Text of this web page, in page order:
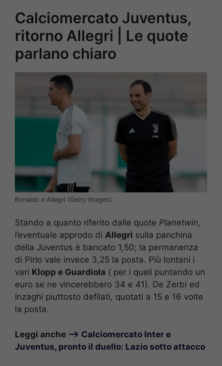
Calciomercato Juventus,
ritorno Allegri | Le quote
parlano chiaro
Ronaldo e Allegri (Getty Images)
Stando a quanto riferito dalle quote Planetwin,
l’eventuale approdo di Allegri sulla panchina
della Juventus è bancato 1,50; la permanenza
di Pirlo vale invece 3,25 la posta. Più lontani i
vari Klopp e Guardiola ( per i quali puntando un
euro se ne vincerebbero 34 e 41). De Zerbi ed
Inzaghi piuttosto defilati, quotati a 15 e 16 volte
la posta.
Leggi anche –> Calciomercato Inter e
Juventus, pronto il duello: Lazio sotto attacco